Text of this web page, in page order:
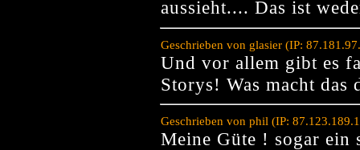
aussieht.... Das ist
Geschrieben von glasier (IP:
Und vor allem gibt es
Storys! Was macht das
Geschrieben von phil (IP:
Meine Güte ! sogar ein